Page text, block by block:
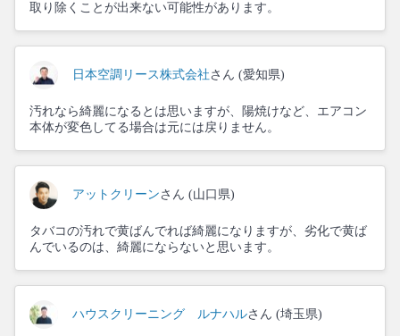
取り除くことが出来ない可能性があります。
日本空調リース株式会社 さん (愛知県)
汚れなら綺麗になるとは思いますが、陽焼けなど、エアコン
本体が変色してる場合は元には戻りません。
アットクリーン さん (山口県)
タバコの汚れで黄ばんでれば綺麗になりますが、劣化で黄ば
んでいるのは、綺麗にならないと思います。
ハウスクリーニング ルナハルさん (埼玉県)